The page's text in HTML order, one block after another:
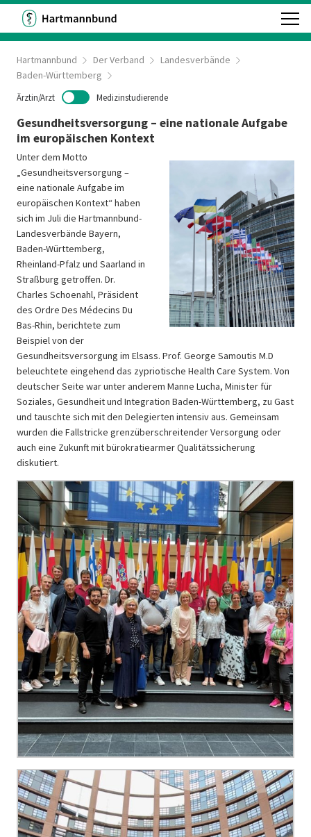
Hartmannbund Der Verband
Landesverbände
Baden-Württemberg
Ärztin/Arzt Medizinstudierende
Gesundheitsversorgung – eine nationale Aufgabe
im europäischen Kontext
Unter dem Motto
„Gesundheitsversorgung –
eine nationale Aufgabe im
europäischen Kontext“ haben
sich im Juli die Hartmannbund-
Landesverbände Bayern,
Baden-Württemberg,
Rheinland-Pfalz und Saarland in
Straßburg getroffen. Dr.
Charles Schoenahl, Präsident
des Ordre Des Médecins Du
Bas-Rhin, berichtete zum
Beispiel von der
Gesundheitsversorgung im Elsass. Prof. George Samoutis M.D
beleuchtete eingehend das zypriotische Health Care System. Von
deutscher Seite war unter anderem Manne Lucha, Minister für
Soziales, Gesundheit und Integration Baden-Württemberg, zu Gast
und tauschte sich mit den Delegierten intensiv aus. Gemeinsam
wurden die Fallstricke grenzüberschreitender Versorgung oder
auch eine Zukunft mit bürokratiearmer Qualitätssicherung
diskutiert.